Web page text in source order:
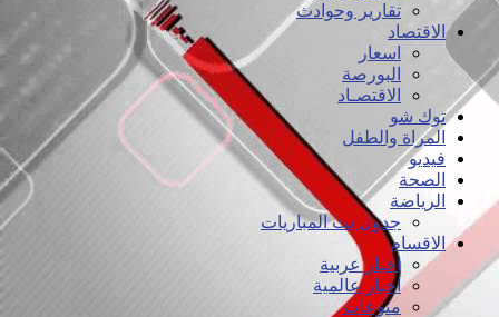
تقارير وحوادث
الاقتصاد
اسعار
البورصة
الاقتصـاد
توك شو
المراة والطفل
فيديو
الصحة
الرياضة
جدول بث المباريات
الاقسام
اخبار عربية
اخبار عالمية
منوعات